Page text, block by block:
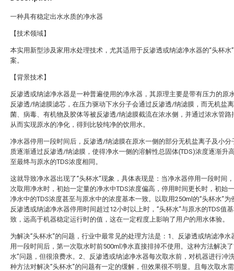
一种具有稳定出水水质的净水器
【技术领域】
本实用新型涉及家用水处理技术，尤其适用于反渗透或纳滤净水器的“头杯水
案。
【背景技术】
反渗透或纳滤净水器是一种普遍使用的净水器，其原理主要是带有压力的原
反渗透/纳滤膜滤芯，在压力驱动下水分子会通过反渗透/纳滤膜，而无机盐
菌、病毒、有机物及胶体等被反渗透/纳滤膜截流在浓水侧，并通过浓水管路
从而实现原水的净化，得到比较纯净的饮用水。
净水器停用一段时间后，反渗透/纳滤膜在原水一侧的部分无机盐离子及小分
质逐渐通过反渗透/纳滤膜，使得净水一侧的溶解性总固体(TDS)浓度逐渐升
至最终与原水的TDS浓度相同。
这就导致净水器出现了“头杯水”现象，具体表现是：当净水器停用一段时间
次取用净水时，初始一定量的净水中TDS浓度偏高，停用时间更长时，初始
净水中的TDS浓度甚至与原水中的浓度基本一致。以取用250ml的“头杯水”为
反渗透或纳滤净水器停用时间超过12小时以上时，“头杯水”与原水的TDS值
致，远高于机器稳定运行时的值，这在一定程度上影响了用户的用水体验。
为解决“头杯水”的问题，行业中最常见的处理方法是：1、反渗透或纳滤净水
用一段时间后，第一次取水时前500ml净水直接排掉不使用。这种方法解决了
水”问题，但很浪费水。2、反渗透或纳滤净水器每次取水前，对机器进行冲
种方法对解决“头杯水”的问题有一定的缓解，但效果很不明显。且每次取水